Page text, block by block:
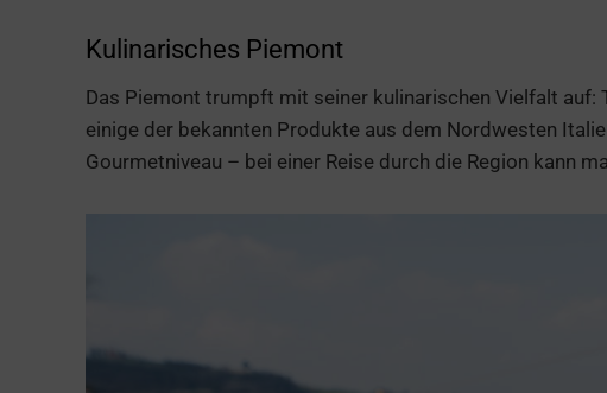
Kulinarisches Piemont
Das Piemont trumpft mit seiner kulinarischen Vielfalt auf:
einige der bekannten Produkte aus dem Nordwesten
Gourmetniveau – bei einer Reise durch die Region kann